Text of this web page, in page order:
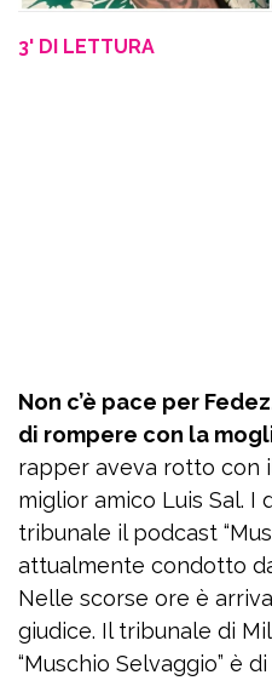
3' DI LETTURA
Non c’è pace per
di rompere con la
rapper aveva rotto con
miglior amico Luis Sal. I
tribunale il podcast
attualmente condotto
Nelle scorse ore è
giudice. Il tribunale di
“Muschio Selvaggio” è di